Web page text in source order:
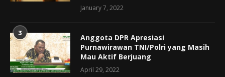
January 7, 2022
3
Anggota DPR Apresiasi
Purnawirawan TNI/Polri yang Masih
Mau Aktif Berjuang
April 29, 2022